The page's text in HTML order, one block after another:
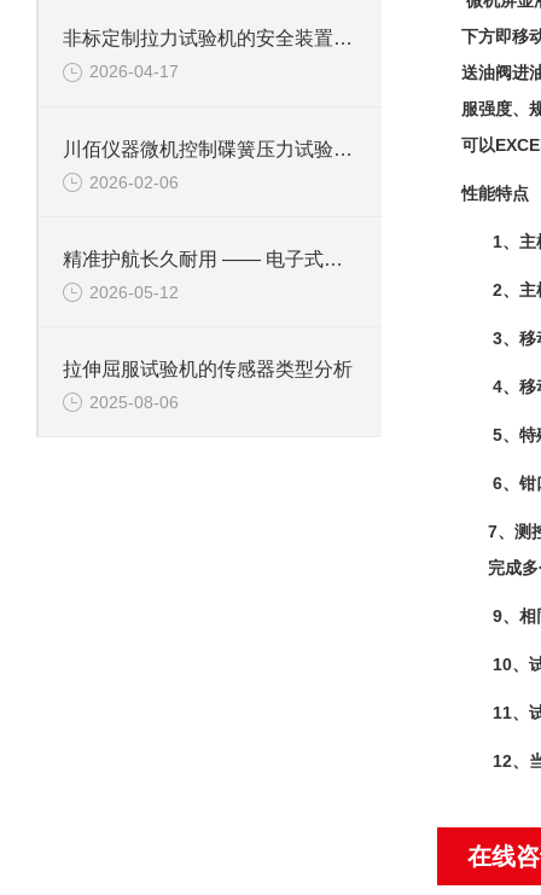
非标定制拉力试验机的安全装置：保障操作安全的关键
2026-04-17
川佰仪器微机控制碟簧压力试验机高精度维护方案
2026-02-06
精准护航长久耐用 —— 电子式剪切试验机日常维护与保养方案
2026-05-12
拉伸屈服试验机的传感器类型分析
2025-08-06
下方即移
送油阀进
服强度、
可以
性能特点
1、主
2、主
3、移
4、移
5、特
6、钳
7、测
完成
9、相
10、
11、
12、
在线